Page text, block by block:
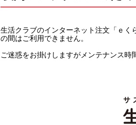
生活クラブのインターネット注文「ｅく
の間はご利用できません。
ご迷惑をお掛けしますがメンテナンス時